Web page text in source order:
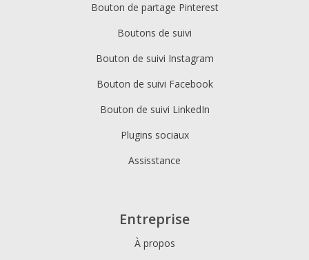
Bouton de partage Pinterest
Boutons de suivi
Bouton de suivi Instagram
Bouton de suivi Facebook
Bouton de suivi LinkedIn
Plugins sociaux
Assisstance
Entreprise
À propos